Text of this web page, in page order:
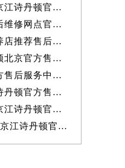
3、亲身到店探访北京江诗丹顿官方售后服务中心｜最新热线和全部网点地
4、北京江诗丹顿售后维修网点官方服务指南权威公示（2026年7月最新）
5、北京江诗丹顿保养店推荐售后保养服务权威公示（2026年7月最新）
6、亲身探访江诗丹顿北京官方售后服务中心｜地址与24小时服务电话（2026
7、北京江诗丹顿官方售后服务中心｜最新地址与24小时售后热线权威信息
8、亲身探访北京江诗丹顿官方售后服务中心｜完整网点地址与服务电话（20
9、亲身到店探访北京江诗丹顿官方售后服务中心｜服务热线及全部官方地
10、亲身到店探访北京江诗丹顿官方售后服务中心｜官方热线及全部网点地